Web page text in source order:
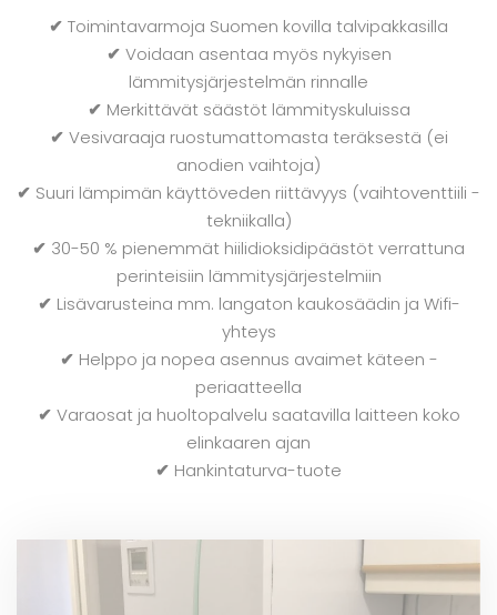
✔ Toimintavarmoja Suomen kovilla talvipakkasilla
✔ Voidaan asentaa myös nykyisen
lämmitysjärjestelmän rinnalle
✔ Merkittävät säästöt lämmityskuluissa
✔ Vesivaraaja ruostumattomasta teräksestä (ei
anodien vaihtoja)
✔ Suuri lämpimän käyttöveden riittävyys (vaihtoventtiili -
tekniikalla)
✔ 30-50 % pienemmät hiilidioksidipäästöt verrattuna
perinteisiin lämmitysjärjestelmiin
✔ Lisävarusteina mm. langaton kaukosäädin ja Wifi-
yhteys
✔ Helppo ja nopea asennus avaimet käteen -
periaatteella
✔ Varaosat ja huoltopalvelu saatavilla laitteen koko
elinkaaren ajan
✔ Hankintaturva-tuote